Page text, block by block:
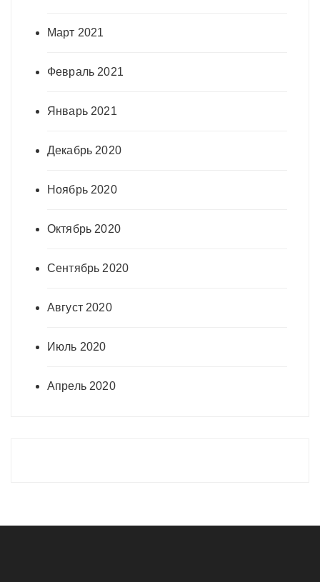
Март 2021
Февраль 2021
Январь 2021
Декабрь 2020
Ноябрь 2020
Октябрь 2020
Сентябрь 2020
Август 2020
Июль 2020
Апрель 2020